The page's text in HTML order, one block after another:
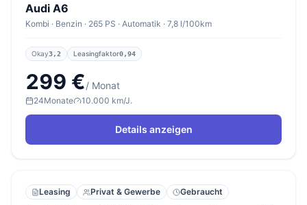
Audi A6
Kombi · Benzin · 265 PS · Automatik · 7,8 l/100km
Okay3,2 Leasingfaktor0,94
299 €/ Monat
24Monate 10.000 km/J.
Details anzeigen
Leasing Privat & Gewerbe Gebraucht